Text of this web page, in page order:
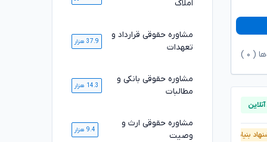
( ۰
بنیاد وکلا پیشنهاد بنیاد وکلا
املاک
مشاوره حقوقی قرارداد و
تعهدات
37.9 هزار
مشاوره حقوقی بانکی و
مطالبات
14.3 هزار
مشاوره حقوقی ارث و
وصیت
9.4 هزار